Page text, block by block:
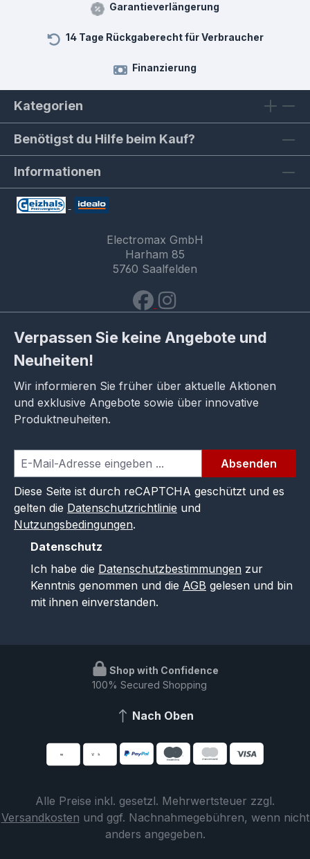
Garantieverlängerung
14 Tage Rückgaberecht für Verbraucher
Finanzierung
Kategorien
Benötigst du Hilfe beim Kauf?
Informationen
Electromax GmbH
Harham 85
5760 Saalfelden
Verpassen Sie keine Angebote und
Neuheiten!
Wir informieren Sie früher über aktuelle Aktionen
und exklusive Angebote sowie über innovative
Produktneuheiten.
Absenden
Diese Seite ist durch reCAPTCHA geschützt und es
gelten die Datenschutzrichtlinie und
Nutzungsbedingungen.
Datenschutz
Ich habe die Datenschutzbestimmungen zur
Kenntnis genommen und die AGB gelesen und bin
mit ihnen einverstanden.
Shop with Confidence
100% Secured Shopping
Nach Oben
Alle Preise inkl. gesetzl. Mehrwertsteuer zzgl.
Versandkosten und ggf. Nachnahmegebühren, wenn nicht
anders angegeben.